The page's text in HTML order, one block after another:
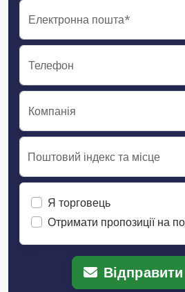
Електронна пошта*
Телефон
Компанія
Поштовий індекс та місце
Я торговець
Отримати пропозиції на